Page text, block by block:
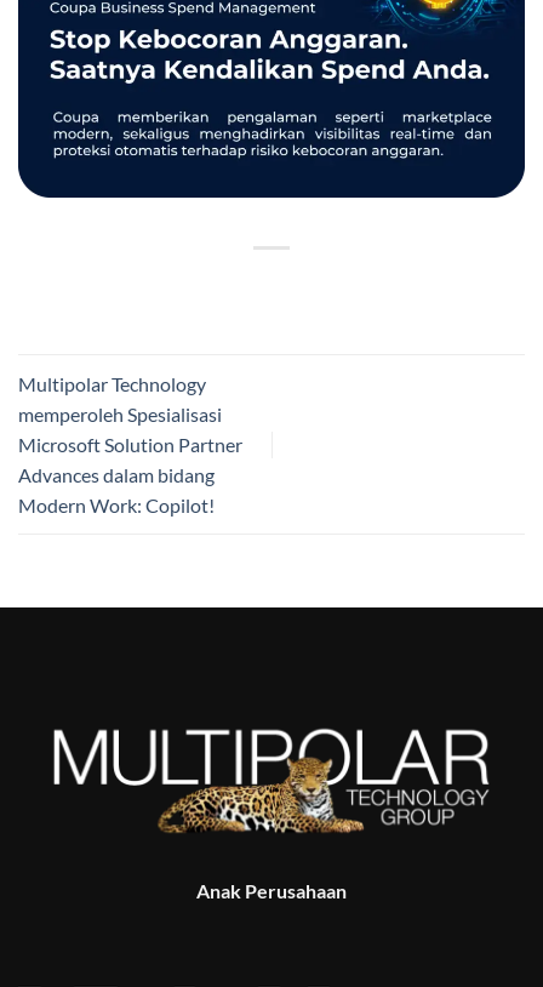
Multipolar Technology
memperoleh Spesialisasi
Microsoft Solution Partner
Advances dalam bidang
Modern Work: Copilot!
Anak Perusahaan